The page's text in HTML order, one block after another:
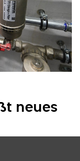
neues